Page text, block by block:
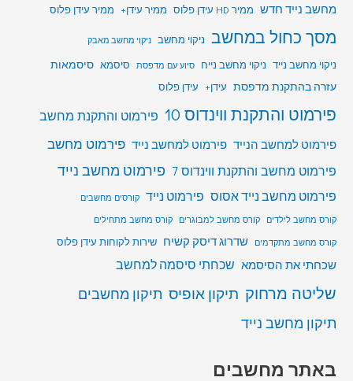
מחשב נייד חדש ממיר HD עידן פלוס ממיר עידן+ ממיר עידן פלוס
מסך כחול במחשב ניקוי מחשב ניקוי מחשב מאבק
ניקוי מחשב נייד ניקוי מחשב נייח סיוע עם מדפסת סיסמא סיסמאות
עזרה בהתקנת מדפסת עידן+ עידן פלוס
פירמוט והתקנת ווינדוס 10 פירמוט והתקנת מחשב
פירמוט למחשב הנייד פירמוט למחשב נייד פירמוט מחשב
פירמוט מחשב והתקנת ווינדוס 7
פירמוט מחשב נייד
פירמוט מחשב נייד אסוס פירמוט נייד קורסים מחשבים
קורס מחשב לילדים
קורס מחשב למבוגרים
קורס מחשב מתחילים
קורס מחשב מתקדמים
שדרוג דיסק קשיח שירות לקוחות עידן פלוס
שכחתי את הסיסמא שכחתי סיסמה למחשב
שליטה מרחוק תיקון אופיס תיקון מחשבים
תיקון מחשב נייד
באתר מחשבים